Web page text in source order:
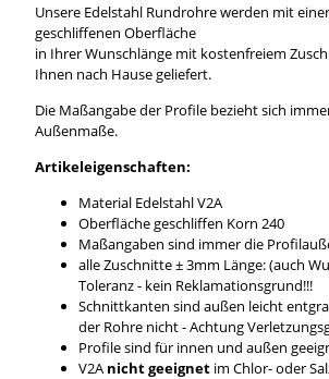
Unsere Edelstahl Rundrohre werden mit
geschliffenen Oberfläche
in Ihrer Wunschlänge mit kostenfreiem
Ihnen nach Hause geliefert.
Die Maßangabe der Profile bezieht sich
Außenmaße.
Artikeleigenschaften:
Material Edelstahl V2A
Oberfläche geschliffen Korn 240
Maßangaben sind immer die
alle Zuschnitte ± 3mm Länge: (auch
Toleranz - kein Reklamationsgrund!!!
Schnittkanten sind außen leicht
der Rohre nicht - Achtung
Profile sind für innen und außen
V2A nicht geeignet im Chlor- oder